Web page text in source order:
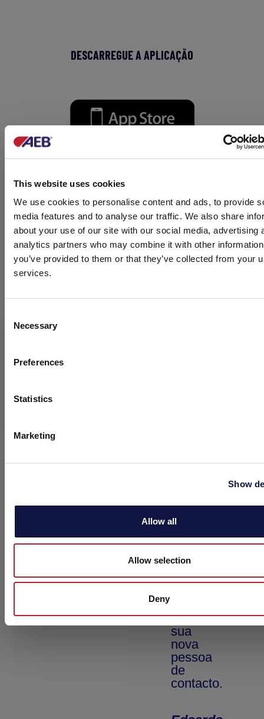
This website uses cookies
We use cookies to personalise content and ads, to provide
media features and to analyse our traffic. We also share
about your use of our site with our social media, advertising
analytics partners who may combine it with other
you’ve provided to them or that they’ve collected from your
services.
Selection
Necessary
Preferences
Statistics
Marketing
Show
Allow all
Allow selection
Deny
se exclusivamente a clientes profissionais (empresas e outras
DESCARREGUE A APLICAÇÃO
Feliz Colheita a todos vós da
A
sua
nova
pessoa
de
contacto.